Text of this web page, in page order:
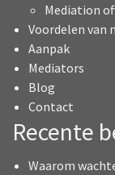
Mediation
Voordelen van
Aanpak
Mediators
Blog
Contact
Recente
Waarom